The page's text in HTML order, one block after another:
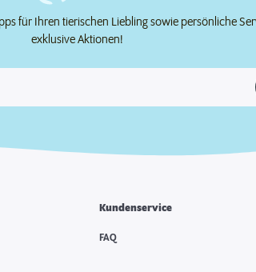
für Ihren tierischen Liebling sowie persönliche
exklusive Aktionen!
Kundenservice
FAQ